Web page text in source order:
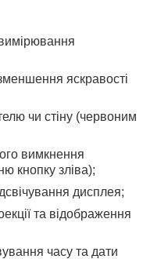
яскравості
чи стіну (червоним
вимкнення
кнопку зліва);
дисплея;
та відображення
часу та дати